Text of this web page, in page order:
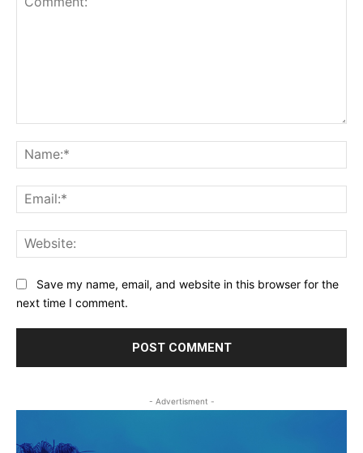
Save my name, email, and website in this browser for the
next time I comment.
- Advertisment -